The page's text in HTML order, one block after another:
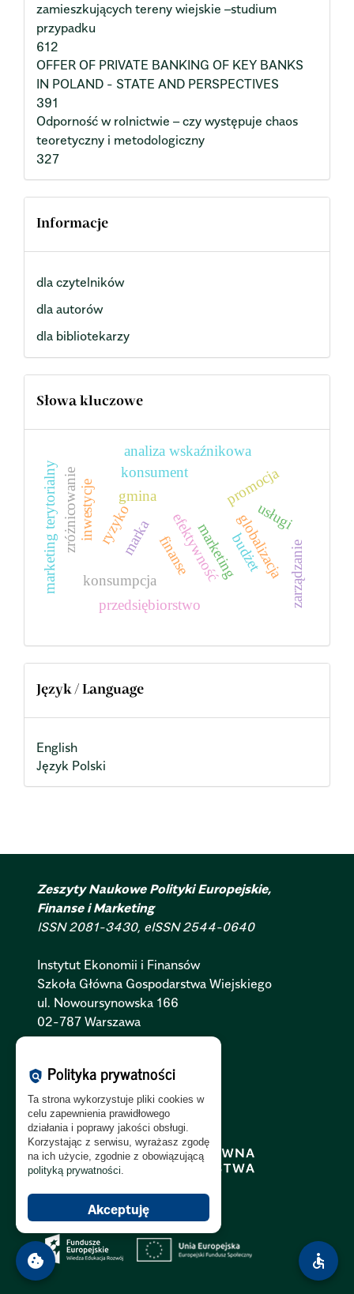
zamieszkujących tereny wiejskie –studium
przypadku
612
OFFER OF PRIVATE BANKING OF KEY BANKS
IN POLAND - STATE AND PERSPECTIVES
391
Odporność w rolnictwie – czy występuje chaos
teoretyczny i metodologiczny
327
Informacje
dla czytelników
dla autorów
dla bibliotekarzy
Słowa kluczowe
gmina
marka marketing
konsument
konsumpcja
promocja
finanse
analiza wskaźnikowa
przedsiębiorstwo
efektywność
inwestycje
globalizacja
zróżnicowanie usługi
budżet
ryzyko
marketing terytorialny zarządzanie
Język / Language
English
Język Polski
Zeszyty Naukowe Polityki Europejskie,
Finanse i Marketing
ISSN 2081-3430, eISSN 2544-0640
Instytut Ekonomii i Finansów
Szkoła Główna Gospodarstwa Wiejskiego
ul. Nowoursynowska 166
02-787 Warszawa
Polityka Prywatności:PL
Polityka RODO:PL|EN
accessible
cookie
policy Polityka prywatności
Ta strona wykorzystuje pliki cookies w
celu zapewnienia prawidłowego
działania i poprawy jakości obsługi.
Korzystając z serwisu, wyrażasz zgodę
na ich użycie, zgodnie z obowiązującą
polityką prywatności
Akceptuję